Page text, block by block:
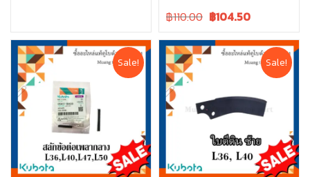
Original
was:
฿110.00.
฿110.00 Current
is:
฿110.00.
฿104.50
Sale! Sale!